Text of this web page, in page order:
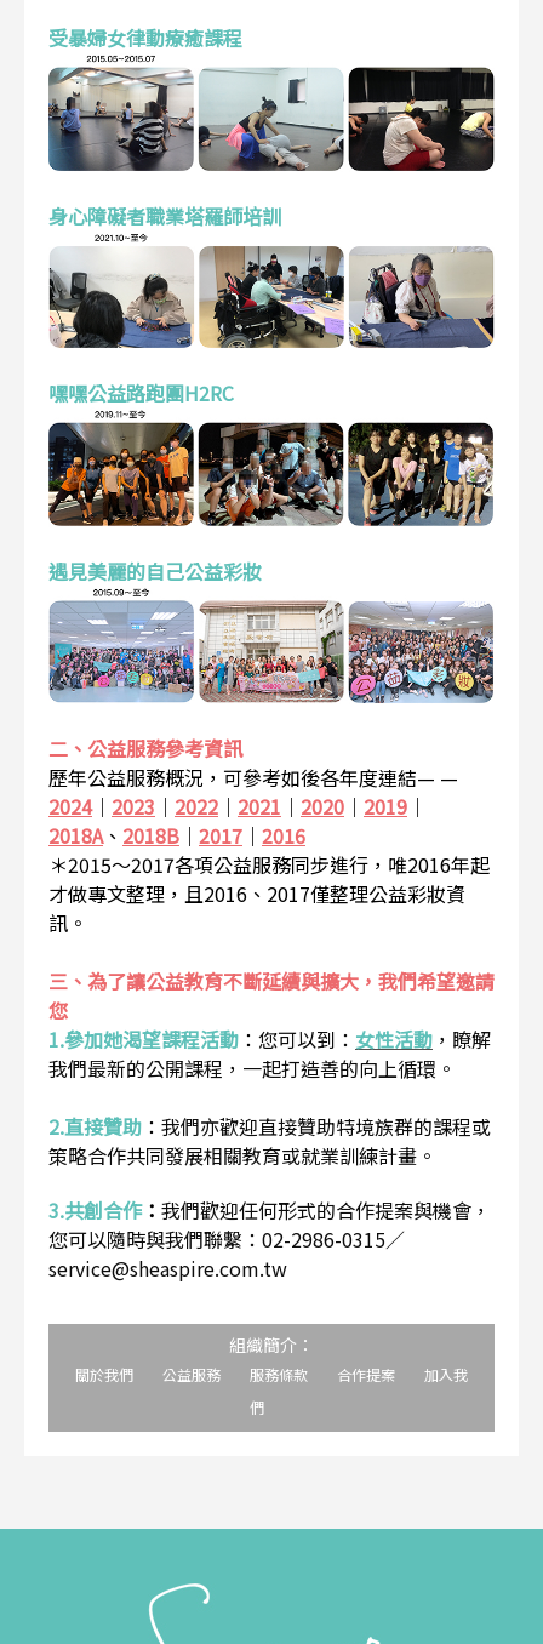
受暴婦女律動療癒課程
身心障礙者職業塔羅師培訓
嘿嘿公益路跑團H2RC
遇見美麗的自己公益彩妝
二、公益服務參考資訊
歷年公益服務概況，可參考如後各年度連結— —
2024｜ 2023 ｜ 2022 ｜ 2021 ｜ 2020 ｜ 2019 ｜
2018A、 2018B ｜ 2017 ｜ 2016
＊2015～2017各項公益服務同步進行，唯2016年起
才做專文整理，且2016、2017僅整理公益彩妝資
訊。
三、為了讓公益教育不斷延續與擴大，我們希望邀請
您
1.參加她渴望課程活動 ： 您可以到： 女性活動 ，瞭解
我們最新的公開課程，一起打造善的向上循環。
2.直接贊助 ： 我們亦歡迎直接贊助特境族群的課程或
策略合作共同發展相關教育或就業訓練計畫。
3.共創合作： 我們歡迎任何形式的合作提案與機會，
您可以隨時與我們聯繫：02-2986-0315／
service@sheaspire.com.tw
組織簡介：
關於我們 公益服務 服務條款 合作提案
加入我
們